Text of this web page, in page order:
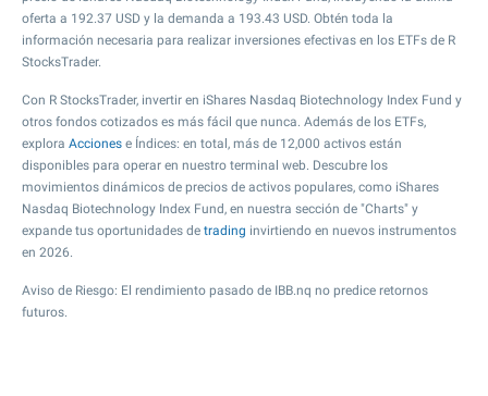
oferta a 192.37 USD y la demanda a 193.43 USD. Obtén toda la
información necesaria para realizar inversiones efectivas en los ETFs de R
StocksTrader.
Con R StocksTrader, invertir en iShares Nasdaq Biotechnology Index Fund y
otros fondos cotizados es más fácil que nunca. Además de los ETFs,
explora Acciones e Índices: en total, más de 12,000 activos están
disponibles para operar en nuestro terminal web. Descubre los
movimientos dinámicos de precios de activos populares, como iShares
Nasdaq Biotechnology Index Fund, en nuestra sección de "Charts" y
expande tus oportunidades de trading invirtiendo en nuevos instrumentos
en 2026.
Aviso de Riesgo: El rendimiento pasado de IBB.nq no predice retornos
futuros.